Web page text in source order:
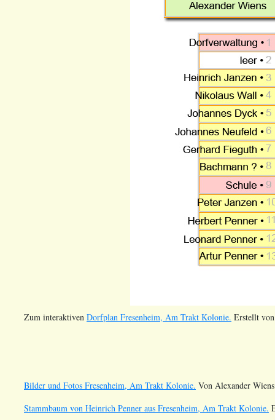
Zum interaktiven Dorfplan Fresenheim, Am Trakt Kolonie. Erstellt
Bilder und Fotos Fresenheim, Am Trakt Kolonie. Von Alexander
Stammbaum von Heinrich Penner aus Fresenheim, Am Trakt Kolonie.